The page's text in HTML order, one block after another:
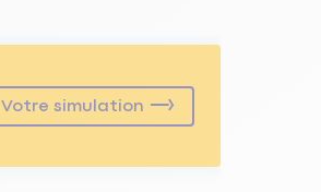
Votre simulation